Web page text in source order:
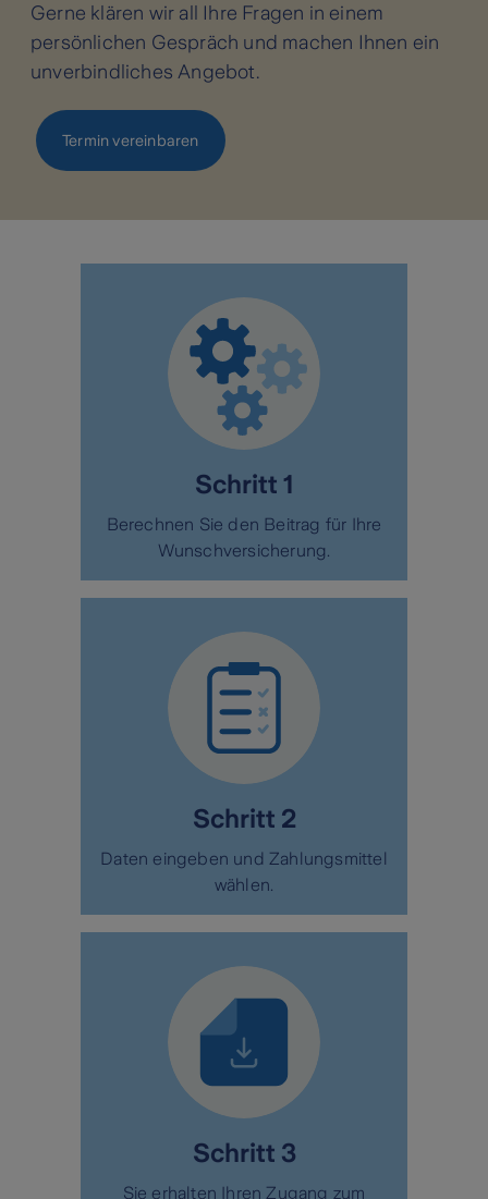
Gerne klären wir all Ihre Fragen in einem
persönlichen Gespräch und machen Ihnen ein
unverbindliches Angebot.
Termin vereinbaren
Schritt 1
Berechnen Sie den Beitrag für Ihre
Wunschversicherung.
Schritt 2
Daten eingeben und Zahlungsmittel
wählen.
Schritt 3
Sie erhalten Ihren Zugang zum